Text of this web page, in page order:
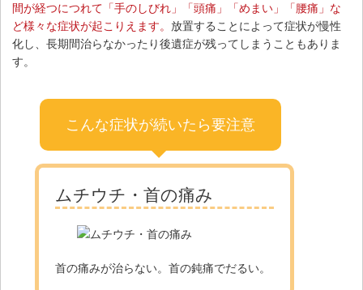
間が経つにつれて「⼿のしびれ」「頭痛」「めまい」「腰痛」な
ど様々な症状が起こりえます。 放置することによって症状が慢性
化し、⻑期間治らなかったり後遺症が残ってしまうこともありま
す。
こんな症状が続いたら要注意
ムチウチ・首の痛み
首の痛みが治らない。首の鈍痛でだるい。